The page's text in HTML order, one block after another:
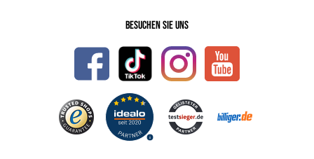
Besuchen Sie uns